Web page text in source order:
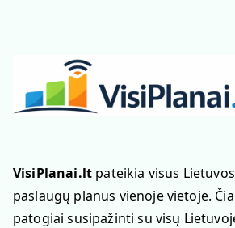
VisiPlanai.lt pateikia visus
paslaugų planus vienoje vietoje.
patogiai susipažinti su visų